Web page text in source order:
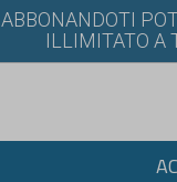
ABBONANDOTI
ILLIMITATO A